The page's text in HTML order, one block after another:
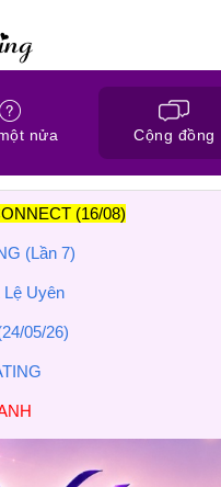
nửa Cộng đồng
(16/08)
(Lần 7)
Uyên
05/26)